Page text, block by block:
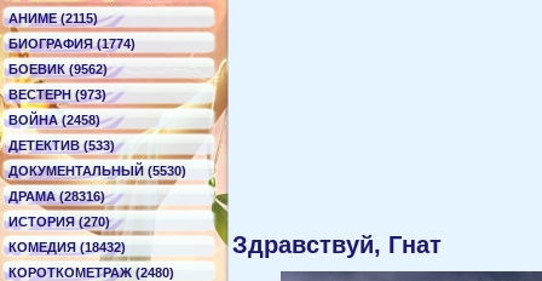
АНИМЕ (2115)
БИОГРАФИЯ (1774)
БОЕВИК (9562)
ВЕСТЕРН (973)
ВОЙНА (2458)
ДЕТЕКТИВ (533)
ДОКУМЕНТАЛЬНЫЙ (5530)
ДРАМА (28316)
ИСТОРИЯ (270)
КОМЕДИЯ (18432)
КОРОТКОМЕТРАЖ (2480)
Здравствуй, Гнат